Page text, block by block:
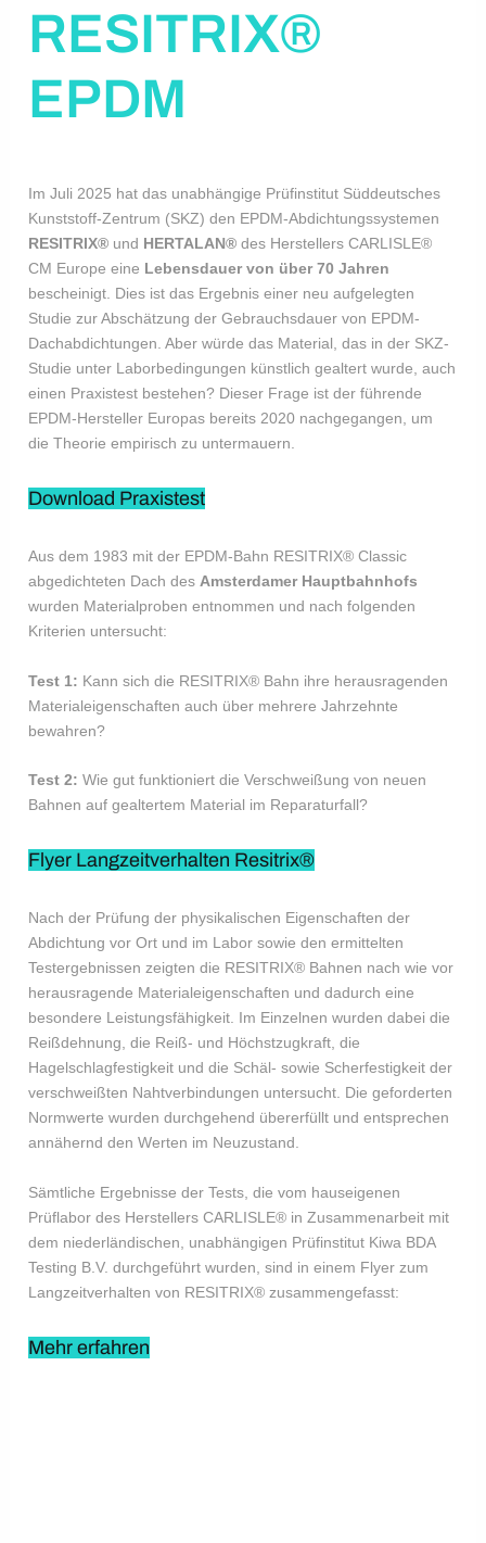
RESITRIX®
EPDM
Im Juli 2025 hat das unabhängige Prüfinstitut Süddeutsches
Kunststoff-Zentrum (SKZ) den EPDM-Abdichtungssystemen
RESITRIX® und HERTALAN® des Herstellers CARLISLE®
CM Europe eine Lebensdauer von über 70 Jahren
bescheinigt. Dies ist das Ergebnis einer neu aufgelegten
Studie zur Abschätzung der Gebrauchsdauer von EPDM-
Dachabdichtungen. Aber würde das Material, das in der SKZ-
Studie unter Laborbedingungen künstlich gealtert wurde, auch
einen Praxistest bestehen? Dieser Frage ist der führende
EPDM-Hersteller Europas bereits 2020 nachgegangen, um
die Theorie empirisch zu untermauern.
Download Praxistest
Aus dem 1983 mit der EPDM-Bahn RESITRIX® Classic
abgedichteten Dach desAmsterdamer Hauptbahnhofs
wurden Materialproben entnommen und nach folgenden
Kriterien untersucht:
Test 1: Kann sich die RESITRIX® Bahn ihre herausragenden
Materialeigenschaften auch über mehrere Jahrzehnte
bewahren?
Test 2: Wie gut funktioniert die Verschweißung von neuen
Bahnen auf gealtertem Material im Reparaturfall?
Flyer Langzeitverhalten Resitrix®
Nach der Prüfung der physikalischen Eigenschaften der
Abdichtung vor Ort und im Labor sowie den ermittelten
Testergebnissen zeigten die RESITRIX® Bahnen nach wie vor
herausragende Materialeigenschaften und dadurch eine
besondere Leistungsfähigkeit. Im Einzelnen wurden dabei die
Reißdehnung, die Reiß- und Höchstzugkraft, die
Hagelschlagfestigkeit und die Schäl- sowie Scherfestigkeit der
verschweißten Nahtverbindungen untersucht. Die geforderten
Normwerte wurden durchgehend übererfüllt und entsprechen
annähernd den Werten im Neuzustand.
Sämtliche Ergebnisse der Tests, die vom hauseigenen
Prüflabor des Herstellers CARLISLE® in Zusammenarbeit mit
dem niederländischen, unabhängigen Prüfinstitut Kiwa BDA
Testing B.V. durchgeführt wurden, sind in einem Flyer zum
Langzeitverhalten von RESITRIX® zusammengefasst:
Mehr erfahren